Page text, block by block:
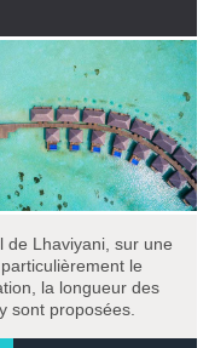
de Lhaviyani, sur une
le
la longueur des
sont proposées.